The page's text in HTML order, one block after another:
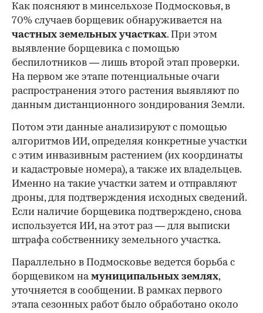
Как поясняют в минсельхозе Подмосковья, в
70% случаев борщевик обнаруживается на
частных земельных участках. При этом
выявление борщевика с помощью
беспилотников — лишь второй этап проверки.
На первом же этапе потенциальные очаги
распространения этого растения выявляют по
данным дистанционного зондирования Земли.
Потом эти данные анализируют с помощью
алгоритмов ИИ, определяя конкретные участки
с этим инвазивным растением (их координаты
и кадастровые номера), а также их владельцев.
Именно на такие участки затем и отправляют
дроны, для подтверждения исходных сведений.
Если наличие борщевика подтверждено, снова
используется ИИ, на этот раз — для выписки
штрафа собственнику земельного участка.
Параллельно в Подмосковье ведется борьба с
борщевиком намуниципальных землях,
уточняется в сообщении. В рамках первого
этапа сезонных работ было обработано около